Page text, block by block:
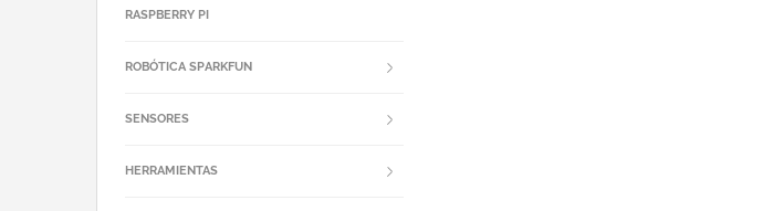
RASPBERRY PI
ROBÓTICA SPARKFUN
SENSORES
HERRAMIENTAS